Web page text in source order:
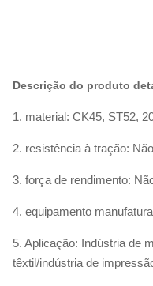
Descrição do produto
1. material: CK45, ST52,
2. resistência à tração:
3. força de rendimento:
4. equipamento
5. Aplicação: Indústria de
têxtil/indústria de